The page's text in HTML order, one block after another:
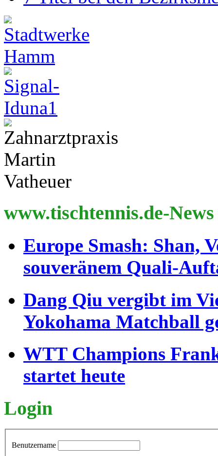
www.tischtennis.de-News
Europe Smash: Shan,
souveränem Quali-
Dang Qiu vergibt im
Yokohama Matchball
WTT Champions
startet heute
Login
Benutzername